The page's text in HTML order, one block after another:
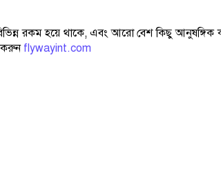
রকম হয়ে থাকে, এবং আরো বেশ কিছু আনুষঙ্গিক
করুনflywayint.com